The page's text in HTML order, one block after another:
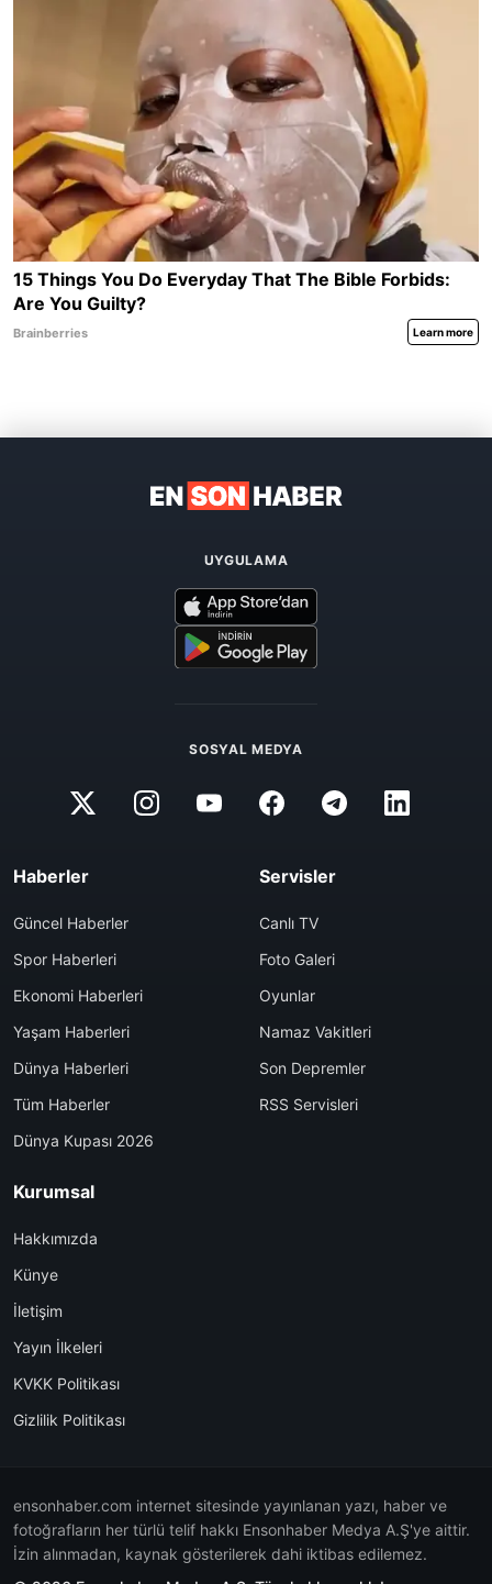
UYGULAMA
SOSYAL MEDYA
Haberler
Güncel Haberler
Spor Haberleri
Ekonomi Haberleri
Yaşam Haberleri
Dünya Haberleri
Tüm Haberler
Dünya Kupası 2026
Servisler
Canlı TV
Foto Galeri
Oyunlar
Namaz Vakitleri
Son Depremler
RSS Servisleri
Kurumsal
Hakkımızda
Künye
İletişim
Yayın İlkeleri
KVKK Politikası
Gizlilik Politikası
ensonhaber.com internet sitesinde yayınlanan yazı, haber ve
fotoğrafların her türlü telif hakkı Ensonhaber Medya A.Ş'ye aittir.
İzin alınmadan, kaynak gösterilerek dahi iktibas edilemez.